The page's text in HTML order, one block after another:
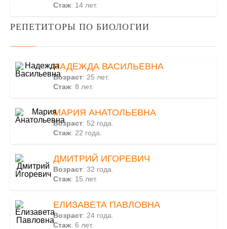
Стаж: 14 лет.
РЕПЕТИТОРЫ ПО БИОЛОГИИ
НАДЕЖДА ВАСИЛЬЕВНА
Возраст: 25 лет.
Стаж: 8 лет.
МАРИЯ АНАТОЛЬЕВНА
Возраст: 52 года.
Стаж: 22 года.
ДМИТРИЙ ИГОРЕВИЧ
Возраст: 32 года.
Стаж: 15 лет.
ЕЛИЗАВЕТА ПАВЛОВНА
Возраст: 24 года.
Стаж: 6 лет.